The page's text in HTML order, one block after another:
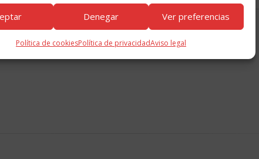
Denegar Ver preferencias
Política de cookiesPolítica de privacidadAviso legal
para la próxima vez que comente.